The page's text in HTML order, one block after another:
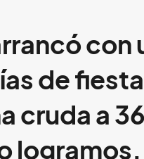
con
de
cruda a